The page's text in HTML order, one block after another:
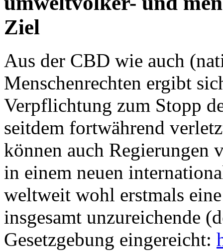
Ziel
Aus der CBD wie auch
Menschenrechten ergibt
Verpflichtung zum Stopp
seitdem fortwährend
können auch Regierungen
in einem neuen
weltweit wohl erstmals
insgesamt unzureichende
Gesetzgebung eingereicht: